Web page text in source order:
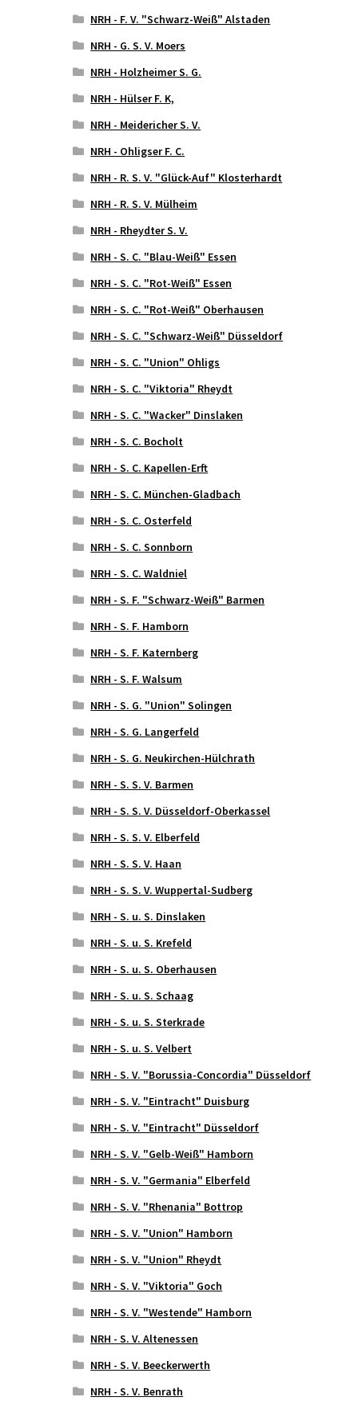
NRH - F. V. "Schwarz-Weiß" Alstaden
NRH - G. S. V. Moers
NRH - Holzheimer S. G.
NRH - Hülser F. K,
NRH - Meidericher S. V.
NRH - Ohligser F. C.
NRH - R. S. V. "Glück-Auf" Klosterhardt
NRH - R. S. V. Mülheim
NRH - Rheydter S. V.
NRH - S. C. "Blau-Weiß" Essen
NRH - S. C. "Rot-Weiß" Essen
NRH - S. C. "Rot-Weiß" Oberhausen
NRH - S. C. "Schwarz-Weiß" Düsseldorf
NRH - S. C. "Union" Ohligs
NRH - S. C. "Viktoria" Rheydt
NRH - S. C. "Wacker" Dinslaken
NRH - S. C. Bocholt
NRH - S. C. Kapellen-Erft
NRH - S. C. München-Gladbach
NRH - S. C. Osterfeld
NRH - S. C. Sonnborn
NRH - S. C. Waldniel
NRH - S. F. "Schwarz-Weiß" Barmen
NRH - S. F. Hamborn
NRH - S. F. Katernberg
NRH - S. F. Walsum
NRH - S. G. "Union" Solingen
NRH - S. G. Langerfeld
NRH - S. G. Neukirchen-Hülchrath
NRH - S. S. V. Barmen
NRH - S. S. V. Düsseldorf-Oberkassel
NRH - S. S. V. Elberfeld
NRH - S. S. V. Haan
NRH - S. S. V. Wuppertal-Sudberg
NRH - S. u. S. Dinslaken
NRH - S. u. S. Krefeld
NRH - S. u. S. Oberhausen
NRH - S. u. S. Schaag
NRH - S. u. S. Sterkrade
NRH - S. u. S. Velbert
NRH - S. V. "Borussia-Concordia" Düsseldorf
NRH - S. V. "Eintracht" Duisburg
NRH - S. V. "Eintracht" Düsseldorf
NRH - S. V. "Gelb-Weiß" Hamborn
NRH - S. V. "Germania" Elberfeld
NRH - S. V. "Rhenania" Bottrop
NRH - S. V. "Union" Hamborn
NRH - S. V. "Union" Rheydt
NRH - S. V. "Viktoria" Goch
NRH - S. V. "Westende" Hamborn
NRH - S. V. Altenessen
NRH - S. V. Beeckerwerth
NRH - S. V. Benrath